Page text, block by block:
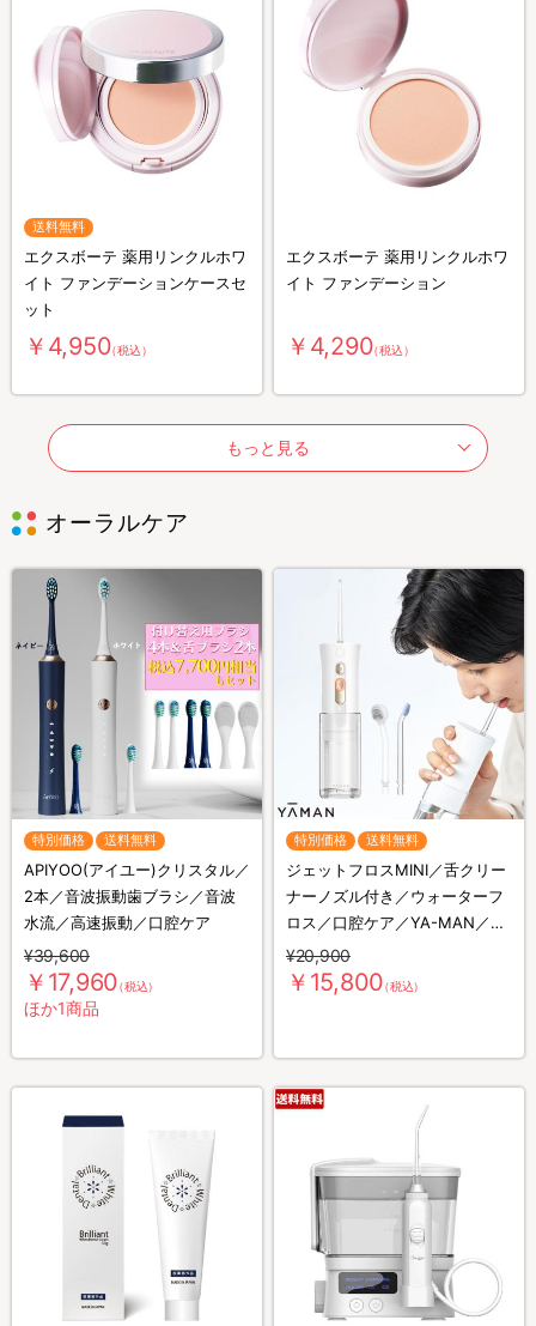
送料無料
エクスボーテ 薬用リンクルホワ
イト ファンデーションケースセ
ット
￥4,950（税込）
エクスボーテ 薬用リンクルホワ
イト ファンデーション
￥4,290（税込）
もっと見る
オーラルケア
特別価格 送料無料
APIYOO(アイユー)クリスタル／
2本／音波振動歯ブラシ／音波
水流／高速振動／口腔ケア
¥39,600
￥17,960（税込）
ほか1商品
特別価格 送料無料
ジェットフロスMINI／舌クリー
ナーノズル付き／ウォーターフ
ロス／口腔ケア／YA-MAN／ヤ
ーマン
¥20,900
￥15,800（税込）